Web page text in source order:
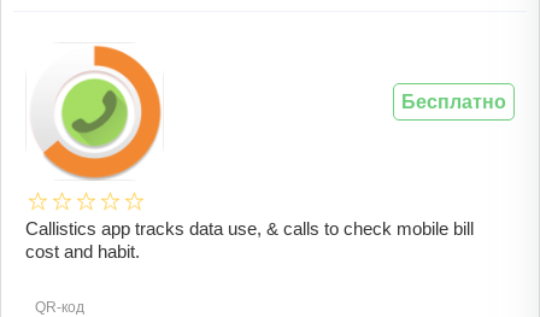
Callistics app tracks data use, & calls to check mobile bill
cost and habit.
QR-код
Бесплатно